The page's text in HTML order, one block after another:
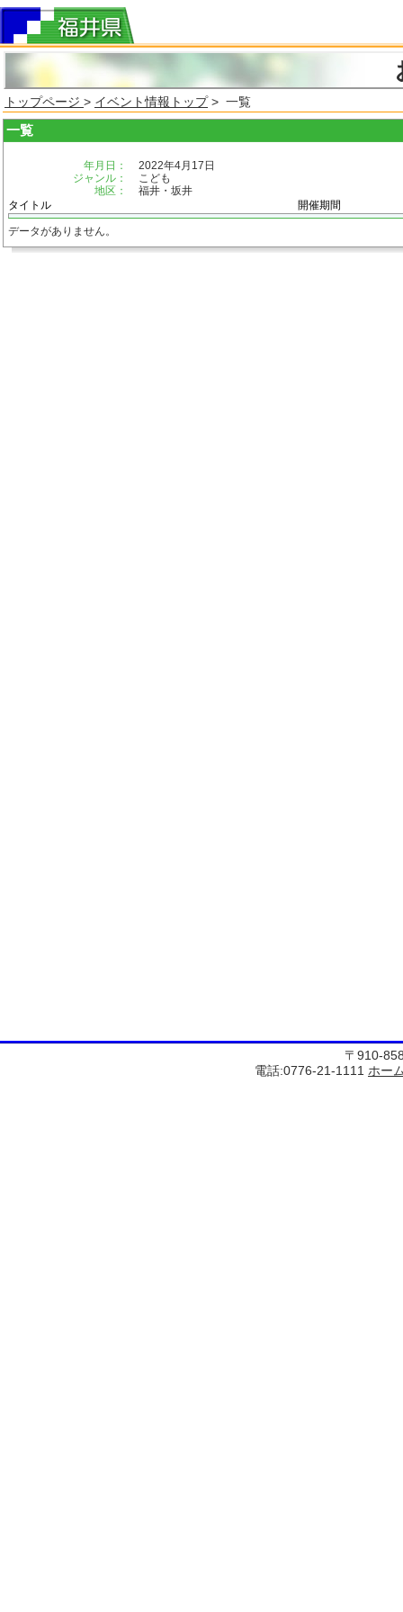
トップページ > イベント情報トップ> 一覧
一覧
年月日：
2022年4月17日
ジャンル：
こども
地区：
福井・坂井
タイトル
開催期間
データがありません。
〒910-
電話:0776-21-1111 ホー